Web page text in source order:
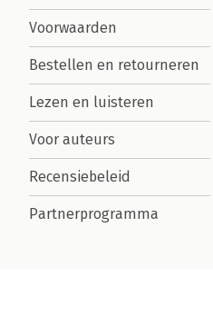
Voorwaarden
Bestellen en retourneren
Lezen en luisteren
Voor auteurs
Recensiebeleid
Partnerprogramma